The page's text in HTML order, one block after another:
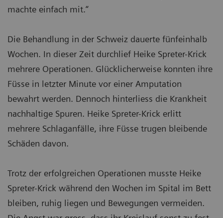
machte einfach mit.“
Die Behandlung in der Schweiz dauerte fünfeinhalb
Wochen. In dieser Zeit durchlief Heike Spreter-Krick
mehrere Operationen. Glücklicherweise konnten ihre
Füsse in letzter Minute vor einer Amputation
bewahrt werden. Dennoch hinterliess die Krankheit
nachhaltige Spuren. Heike Spreter-Krick erlitt
mehrere Schlaganfälle, ihre Füsse trugen bleibende
Schäden davon.
Trotz der erfolgreichen Operationen musste Heike
Spreter-Krick während den Wochen im Spital im Bett
bleiben, ruhig liegen und Bewegungen vermeiden.